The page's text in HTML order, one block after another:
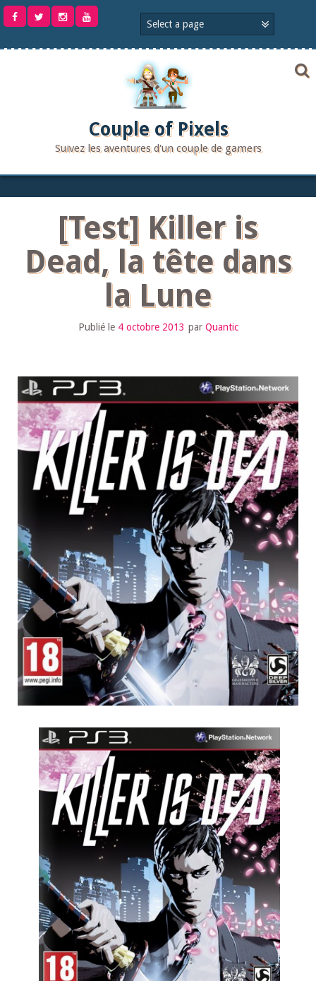
Aller
Couple of Pixels
Suivez les aventures d'un couple de gamers
[Test] Killer is
Dead, la tête dans
la Lune
Publié le 4 octobre 2013 par Quantic